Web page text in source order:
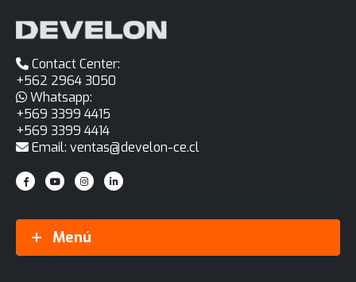
Contact Center:
+562 2964 3050
Whatsapp:
+569 3399 4415
+569 3399 4414
Email: ventas@develon-ce.cl
Menú